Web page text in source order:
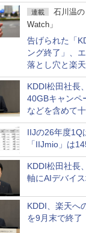
連載
石川温
Watch」
告げられた「
ング終了」、
落とし穴と楽天
題
KDDI松田社長
40GBキャンペ
などを含めて
る」
IIJの26年度1Q
「IIJmio」は
KDDI松田社長
軸にAIデバイス
KDDI、楽天へ
を9月末で終了